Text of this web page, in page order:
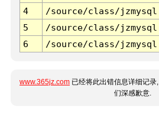
4
/source/class/
5
/source/class/
6
/source/class/
www.365jz.com 已经将此出错信息详细记
们深感歉意.